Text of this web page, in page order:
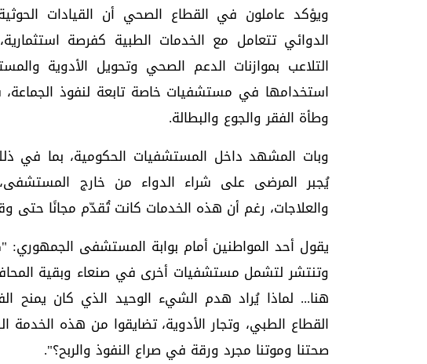
ويؤكد عاملون في القطاع الصحي أن القيادات
الدوائي تتعامل مع الخدمات الطبية كفرصة
التلاعب بموازنات الدعم الصحي وتحويل الأدوية
استخدامها في مستشفيات خاصة تابعة لنفوذ
وطأة الفقر والجوع والبطالة.
وبات المشهد داخل المستشفيات الحكومية، بما في
يُجبر المرضى على شراء الدواء من خارج
والعلاجات، رغم أن هذه الخدمات كانت تُقدّم مجانًا حتى
يقول أحد المواطنين أمام بوابة المستشفى الجمهوري:
وتنتشر لتشمل مستشفيات أخرى في صنعاء وبقية
هنا... لماذا يُراد هدم الشيء الوحيد الذي كان يمنح
القطاع الطبي، وتجار الأدوية، تضايقوا من هذه الخدمة
صحتنا وموتنا مجرد ورقة في صراع النفوذ والربح؟".